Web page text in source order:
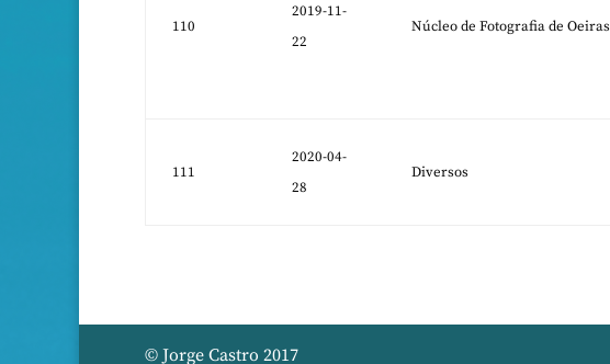
110
2019-11-
22
Núcleo de Fotografia de Oeiras
111
2020-04-
28
Diversos
© Jorge Castro 2017